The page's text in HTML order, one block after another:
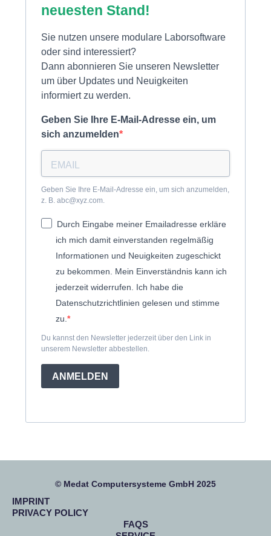
neuesten Stand!
Sie nutzen unsere modulare Laborsoftware
oder sind interessiert?
Dann abonnieren Sie unseren Newsletter
um über Updates und Neuigkeiten
informiert zu werden.
Geben Sie Ihre E-Mail-Adresse ein, um
sich anzumelden
Geben Sie Ihre E-Mail-Adresse ein, um sich anzumelden,
z. B. abc@xyz.com.
Durch Eingabe meiner Emailadresse erkläre
ich mich damit einverstanden regelmäßig
Informationen und Neuigkeiten zugeschickt
zu bekommen. Mein Einverständnis kann ich
jederzeit widerrufen. Ich habe die
Datenschutzrichtlinien gelesen und stimme
zu.
Du kannst den Newsletter jederzeit über den Link in
unserem Newsletter abbestellen.
ANMELDEN
© Medat Computersysteme GmbH 2025
IMPRINT
PRIVACY POLICY
FAQS